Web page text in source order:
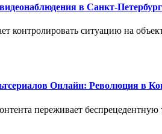
в Санкт-
контролировать ситуацию на
Онлайн: Революция в
переживает